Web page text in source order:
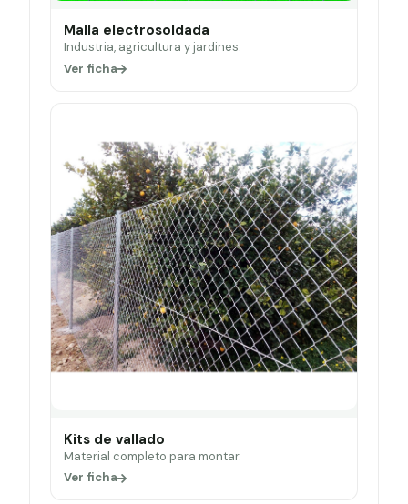
Malla electrosoldada
Industria, agricultura y jardines.
Ver ficha
Kits de vallado
Material completo para montar.
Ver ficha